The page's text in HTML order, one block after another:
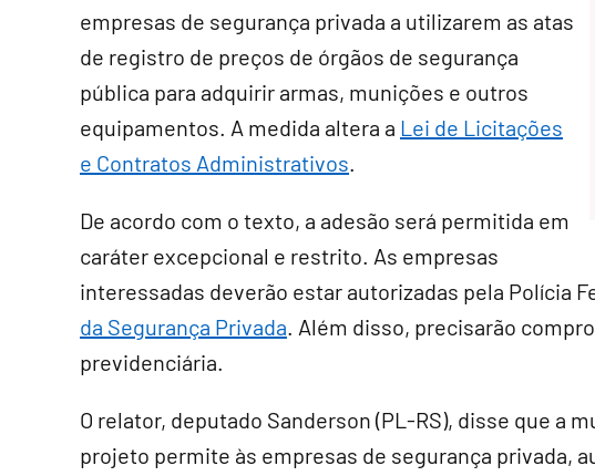
empresas de segurança privada a utilizarem as atas
de registro de preços de órgãos de segurança
pública para adquirir armas, munições e outros
equipamentos. A medida altera a Lei de Licitações
e Contratos Administrativos.
De acordo com o texto, a adesão será permitida em
caráter excepcional e restrito. As empresas
interessadas deverão estar autorizadas pela Polícia
da Segurança Privada. Além disso, precisarão
previdenciária.
O relator, deputado Sanderson (PL-RS), disse que a
projeto permite às empresas de segurança privada,